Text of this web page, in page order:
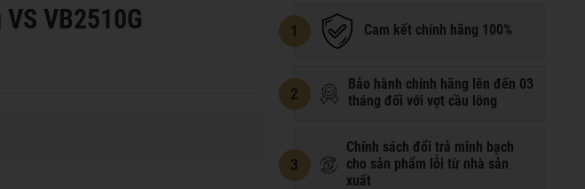
VB2510G 1 Cam kết chính hãng 100%
2
Bảo hành chính hãng lên đến 03
tháng đối với vợt cầu lông
3
Chính sách đổi trả minh bạch
cho sản phẩm lỗi từ nhà sản
xuất